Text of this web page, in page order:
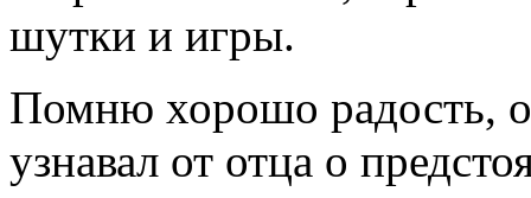
шутки и игры.
Помню хорошо радость,
узнавал от отца о